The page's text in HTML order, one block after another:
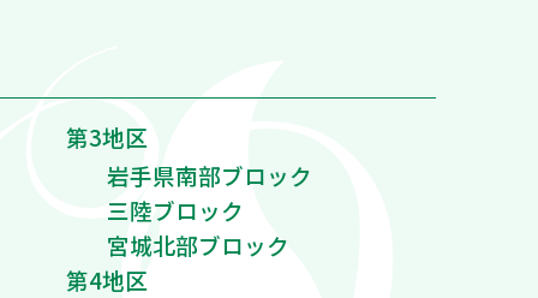
第3地区
岩手県南部ブロック
三陸ブロック
宮城北部ブロック
第4地区